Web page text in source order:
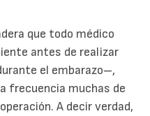
que todo médico
antes de realizar
el embarazo–,
frecuencia muchas de
A decir verdad,